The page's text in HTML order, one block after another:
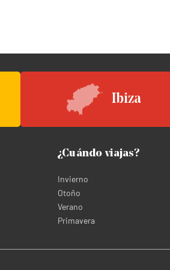
Ibiza
¿Cuándo viajas?
Invierno
Otoño
Verano
Primavera